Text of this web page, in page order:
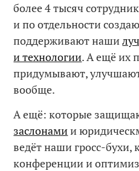
более 4 тысяч
и по отдельности
поддерживают наши
и технологии. А ещё их
придумывают,
вообще.
А ещё: которые
заслонамии
ведёт наши гросс-бухи,
конференции и